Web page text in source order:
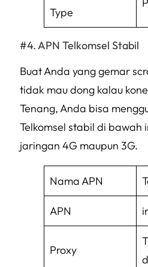
Type
APN Telkomsel Stabil
Buat Anda yang gemar
tidak mau dong kalau
Tenang, Anda bisa
Telkomsel stabil di bawah
jaringan 4G maupun 3G.
Nama APN
APN
Proxy